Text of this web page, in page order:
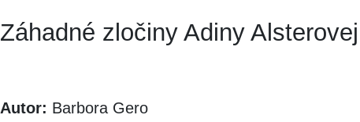
Záhadné zločiny Adiny Alsterovej
Autor: Barbora Gero